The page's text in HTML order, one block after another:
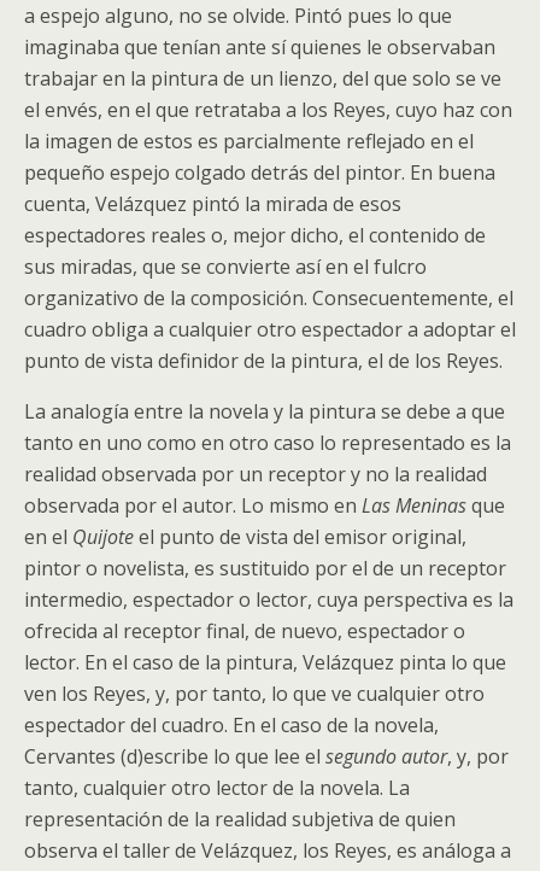
a espejo alguno, no se olvide. Pintó pues lo que
imaginaba que tenían ante sí quienes le observaban
trabajar en la pintura de un lienzo, del que solo se ve
el envés, en el que retrataba a los Reyes, cuyo haz con
la imagen de estos es parcialmente reflejado en el
pequeño espejo colgado detrás del pintor. En buena
cuenta, Velázquez pintó la mirada de esos
espectadores reales o, mejor dicho, el contenido de
sus miradas, que se convierte así en el fulcro
organizativo de la composición. Consecuentemente, el
cuadro obliga a cualquier otro espectador a adoptar el
punto de vista definidor de la pintura, el de los Reyes.
La analogía entre la novela y la pintura se debe a que
tanto en uno como en otro caso lo representado es la
realidad observada por un receptor y no la realidad
observada por el autor. Lo mismo en Las Meninasque
en el Quijoteel punto de vista del emisor original,
pintor o novelista, es sustituido por el de un receptor
intermedio, espectador o lector, cuya perspectiva es la
ofrecida al receptor final, de nuevo, espectador o
lector. En el caso de la pintura, Velázquez pinta lo que
ven los Reyes, y, por tanto, lo que ve cualquier otro
espectador del cuadro. En el caso de la novela,
Cervantes (d)escribe lo que lee el segundo autor, y, por
tanto, cualquier otro lector de la novela. La
representación de la realidad subjetiva de quien
observa el taller de Velázquez, los Reyes, es análoga a